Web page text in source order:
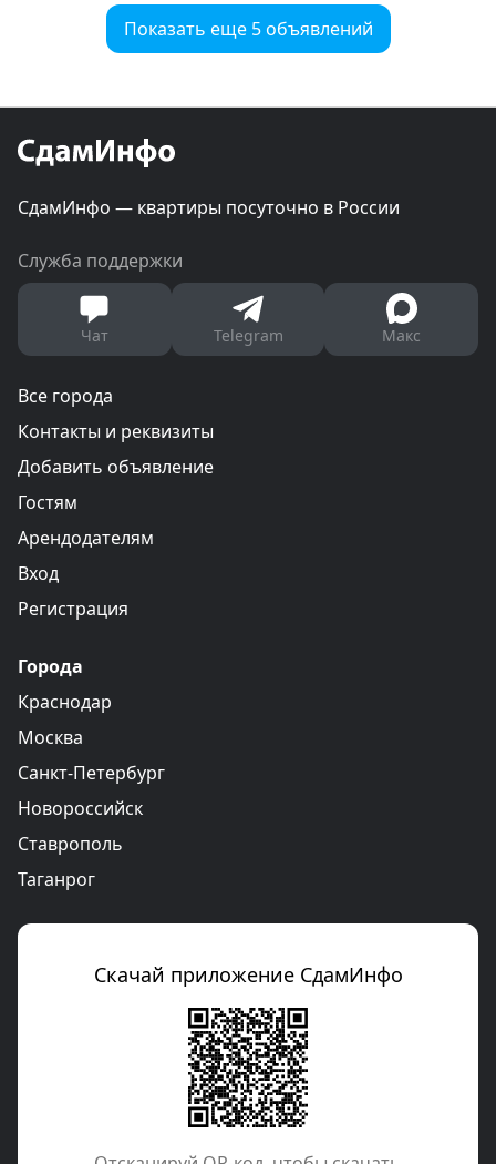
Показать еще 5 объявлений
СдамИнфо — квартиры посуточно в России
Служба поддержки
Чат Telegram Макс
Все города
Контакты и реквизиты
Добавить объявление
Гостям
Арендодателям
Вход
Регистрация
Города
Краснодар
Москва
Санкт-Петербург
Новороссийск
Ставрополь
Таганрог
Скачай приложение СдамИнфо